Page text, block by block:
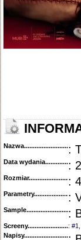
:
Data :
:
:
:
: #1